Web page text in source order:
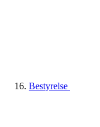
Bestyrelse